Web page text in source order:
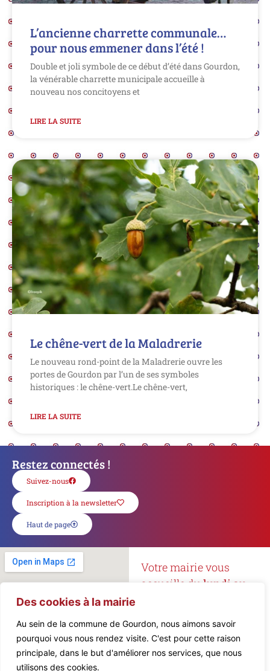
Des cookies à la mairie
Au sein de la commune de Gourdon, nous aimons savoir
pourquoi vous nous rendez visite. C'est pour cette raison
principale, dans le but d'améliorer nos services, que nous
utilisons des cookies.
L’ancienne charrette communale…
pour nous emmener dans l’été !
Double et joli symbole de ce début d’été dans Gourdon,
la vénérable charrette municipale accueille à
nouveau nos concitoyens et
LIRE LA SUITE
Le chêne-vert de la Maladrerie
Le nouveau rond-point de la Maladrerie ouvre les
portes de Gourdon par l’un de ses symboles
historiques : le chêne-vert.Le chêne-vert,
LIRE LA SUITE
Restez connectés !
Suivez-nous
Inscription à la newsletter
Haut de page
Votre mairie vous
accueille du lundi au
Mairie de Gourdon
5, Place de l’Hôtel de Ville